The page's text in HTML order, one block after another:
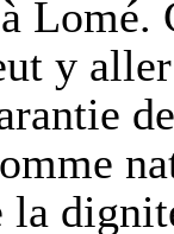
Lomé.
y